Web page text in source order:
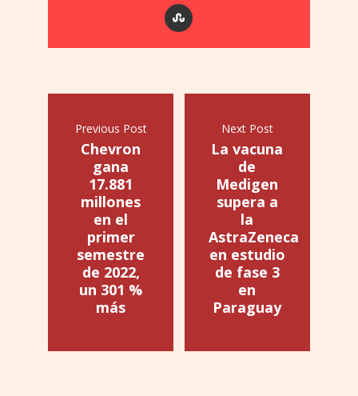
Previous Post
Chevron
gana
17.881
millones
en el
primer
semestre
de 2022,
un 301 %
más
Next Post
La vacuna
de
Medigen
supera a
la
AstraZeneca
en estudio
de fase 3
en
Paraguay